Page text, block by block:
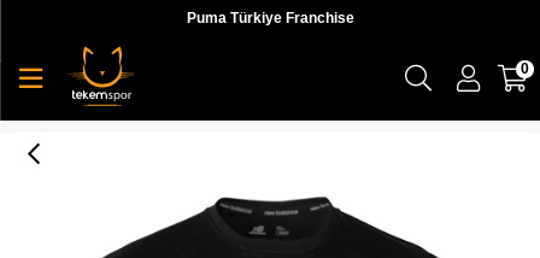
Puma Türkiye Franchise
0